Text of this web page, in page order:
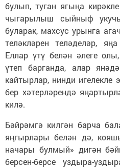
булып, туган ягыңа
чыгарылыш сыйныф
буларак, махсус урынга
теләкләрен теләделәр,
Еллар үтү белән әлеге
үтеп барганда, алар
кайтырлар, нинди
бер хәтерләрендә
килә.
Бәйрәмгә килгән барча
яңгырлары белән дә,
начары булмый» дигән
берсен-берсе уздыра-